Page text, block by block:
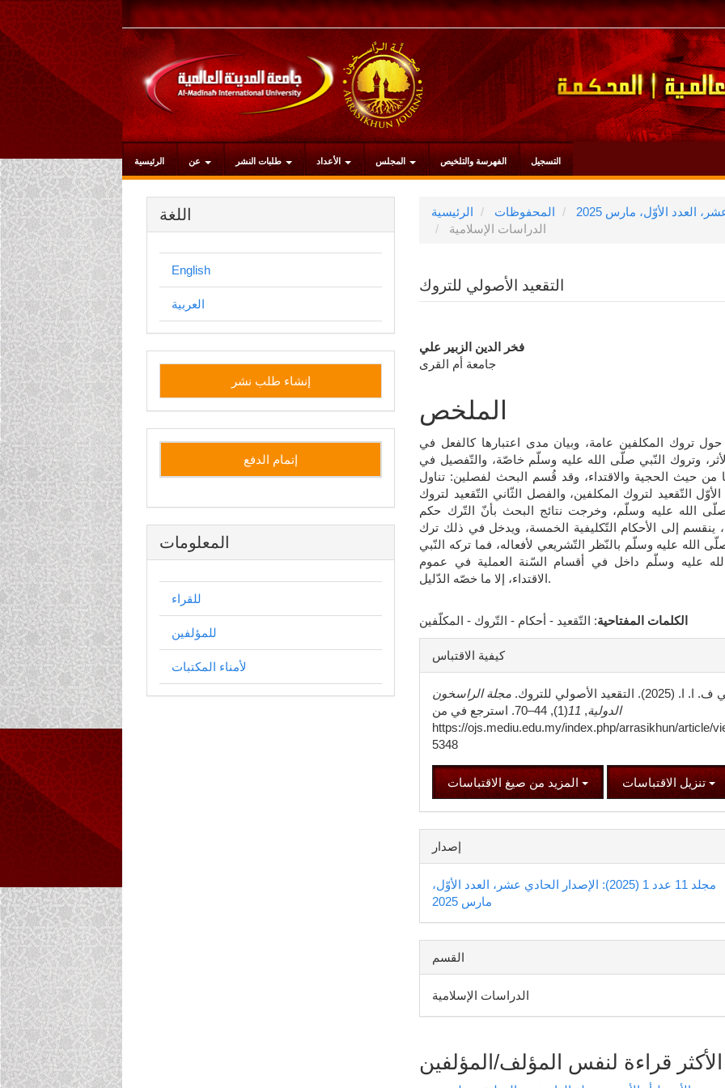
التنقل
الرئيسي
المحتوى
الرئيسي
الشريط
الجانبي
الرئيسية عن الأعداد الفهرسة والتلخيص التسجيل
الرئيسية المحفوظات
الدراسات الإسلامية
التقعيد الأصولي للتروك
محتوى
المقالة
الرئيسي
فخر الدين الزبير علي
جامعة أم القرى
الملخص
تروك المكلفين عامة، وبيان مدى اعتبارها كالفعل في
وتروك النّبي صلّى الله عليه وسلّم خاصّة، والتّفصيل في
من حيث الحجية والاقتداء، وقد قُسم البحث لفصلين: تناول
التّقعيد لتروك المكلفين، والفصل الثّاني التّقعيد لتروك
الله عليه وسلّم، وخرجت نتائج البحث بأنّ التّرك حكم
إلى الأحكام التّكليفية الخمسة، ويدخل في ذلك ترك
الله عليه وسلّم بالنّظر التّشريعي لأفعاله، فما تركه النّبي
عليه وسلّم داخل في أقسام السّنة العملية في عموم
الاقتداء، إلا ما خصّه الدّليل.
الكلمات المفتاحية: التّقعيد - أحكام - التّروك - المكلّفين
تفاصيل
المقالة
كيفية الاقتباس
(2025). التقعيد الأصولي للتروك.
مجلة الراسخون
الدولية,
11
(1), 44–70. استرجع في من
https://ojs.mediu.edu.my/index.php/arrasikhun/article/
5348
المزيد من صيغ الاقتباسات تنزيل الاقتباسات
إصدار
مجلد 11 عدد 1 (2025): الإصدار الحادي عشر، العدد الأوّل،
مارس 2025
القسم
الدراسات الإسلامية
قراءة لنفس المؤلف/المؤلفين
اللغة
English
العربية
إنشاء
طلب
نشر
إنشاء طلب نشر
إتمام الدفع
المعلومات
للقراء
للمؤلفين
لأمناء المكتبات